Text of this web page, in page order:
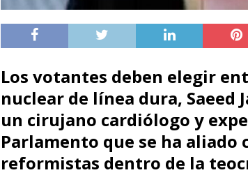
Los votantes deben elegir
nuclear de línea dura, Saeed
un cirujano cardiólogo y
Parlamento que se ha
reformistas dentro de la